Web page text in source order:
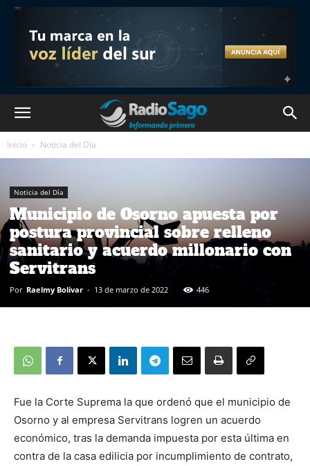
Inicio Noticia del Día
Noticia del Día
Municipio de Osorno apuesta por
postura provincial sobre relleno
sanitario y acuerdo millonario con
Servitrans
Por Raelmy Bolivar - 13 de marzo de 2022 446
Fue la Corte Suprema la que ordenó que el municipio de
Osorno y al empresa Servitrans logren un acuerdo
económico, tras la demanda impuesta por esta última en
contra de la casa edilicia por incumplimiento de contrato,